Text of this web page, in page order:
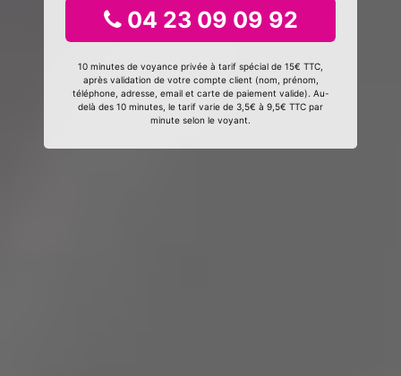
04 23 09 09 92
10 minutes de voyance privée à tarif spécial de 15€ TTC,
après validation de votre compte client (nom, prénom,
téléphone, adresse, email et carte de paiement valide). Au-
delà des 10 minutes, le tarif varie de 3,5€ à 9,5€ TTC par
minute selon le voyant.